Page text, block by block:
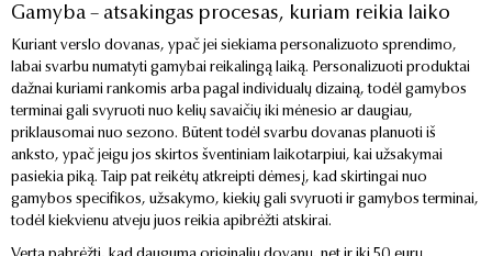
Gamyba – atsakingas procesas, kuriam reikia laiko
Kuriant verslo dovanas, ypač jei siekiama personalizuoto sprendimo,
labai svarbu numatyti gamybai reikalingą laiką. Personalizuoti produktai
dažnai kuriami rankomis arba pagal individualų dizainą, todėl gamybos
terminai gali svyruoti nuo kelių savaičių iki mėnesio ar daugiau,
priklausomai nuo sezono. Būtent todėl svarbu dovanas planuoti iš
anksto, ypač jeigu jos skirtos šventiniam laikotarpiui, kai užsakymai
pasiekia piką. Taip pat reikėtų atkreipti dėmesį, kad skirtingai nuo
gamybos specifikos, užsakymo, kiekių gali svyruoti ir gamybos terminai,
todėl kiekvienu atveju juos reikia apibrėžti atskirai.